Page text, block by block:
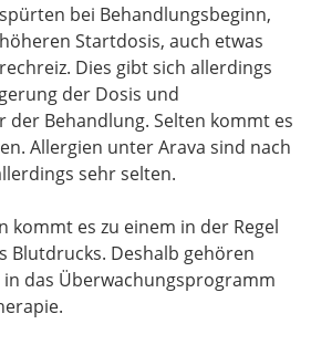
bei Behandlungsbeginn,
Startdosis, auch etwas
Dies gibt sich allerdings
der Dosis und
der Behandlung. Selten kommt es
Allergien unter Arava sind nach
sehr selten.
kommt es zu einem in der Regel
Blutdrucks. Deshalb gehören
das Überwachungsprogramm